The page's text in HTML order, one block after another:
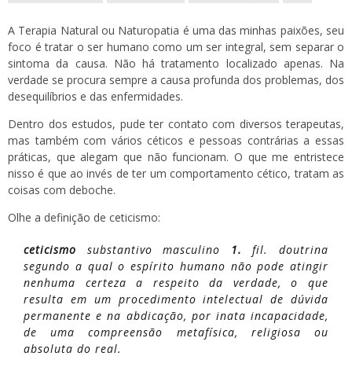
A Terapia Natural ou Naturopatia é uma das minhas paixões, seu
foco é tratar o ser humano como um ser integral, sem separar o
sintoma da causa. Não há tratamento localizado apenas. Na
verdade se procura sempre a causa profunda dos problemas, dos
desequilíbrios e das enfermidades.
Dentro dos estudos, pude ter contato com diversos terapeutas,
mas também com vários céticos e pessoas contrárias a essas
práticas, que alegam que não funcionam. O que me entristece
nisso é que ao invés de ter um comportamento cético, tratam as
coisas com deboche.
Olhe a definição de ceticismo:
ceticismo substantivo masculino 1. fil. doutrina
segundo a qual o espírito humano não pode atingir
nenhuma certeza a respeito da verdade, o que
resulta em um procedimento intelectual de dúvida
permanente e na abdicação, por inata incapacidade,
de uma compreensão metafísica, religiosa ou
absoluta do real.